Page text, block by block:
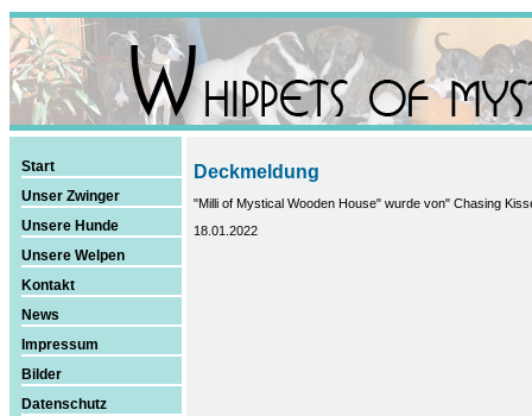
Start
Unser Zwinger
Unsere Hunde
Unsere Welpen
Kontakt
News
Impressum
Bilder
Datenschutz
Deckmeldung
"Milli of Mystical Wooden House" wurde von" Chasing
18.01.2022